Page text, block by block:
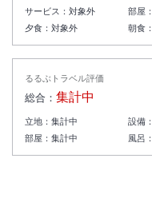
サービス： 対象外 部屋：
夕食： 対象外 朝食：
るるぶトラベル評価
総合： 集計中
立地： 集計中 設備：
部屋： 集計中 風呂：